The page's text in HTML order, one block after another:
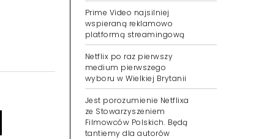
Prime Video najsilniej
wspieraną reklamowo
platformą streamingową
Netflix po raz pierwszy
medium pierwszego
wyboru w Wielkiej Brytanii
Jest porozumienie Netflixa
ze Stowarzyszeniem
Filmowców Polskich. Będą
tantiemy dla autorów